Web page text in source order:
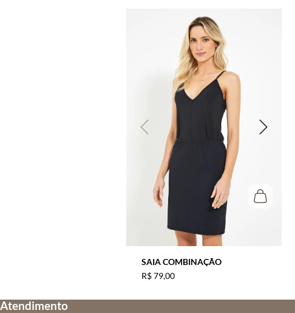
SAIA COMBINAÇÃO
R$79,00
Atendimento